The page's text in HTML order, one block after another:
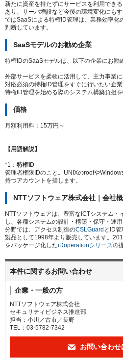
新たに資産を持たずにサービスを利用でき
あり、サーバ増設など今後の環境変化にも
ではSaaSによる特権ID管理は、業務効率化
判断しています。
SaaSモデルのお勧め企業
特権IDのSaaSモデルは、以下の企業にお勧
外部サービスを柔軟に活用して、主力事業
対応必須の特権ID管理をすぐに行いたい企業
特権ID管理を始める際のシステム構築負担
価格
月額利用料：15万円～
【用語解説】
*1： 特権ID
管理者権限IDのこと。UNIXのrootや
持つアカウントを指します。
NTTソフトウェア株式会社｜会社
NTTソフトウェアは、豊富なICTシステム
し、各種システムの設計・構築・保守・運
分野では、アクセス制御のCSLGuard とID
製品として1998年より販売しています。
をパッケージ化したiDoperationシリーズの
本件に関するお問い合わせ
企業・一般の方
NTTソフトウェア株式会社
セキュリティビジネス推進部
担当：小川／古市／長野
TEL：03-5782-7342
お問い合わせ